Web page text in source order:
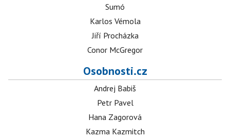
Sumó
Karlos Vémola
Jiří Procházka
Conor McGregor
Osobnosti.cz
Andrej Babiš
Petr Pavel
Hana Zagorová
Kazma Kazmitch